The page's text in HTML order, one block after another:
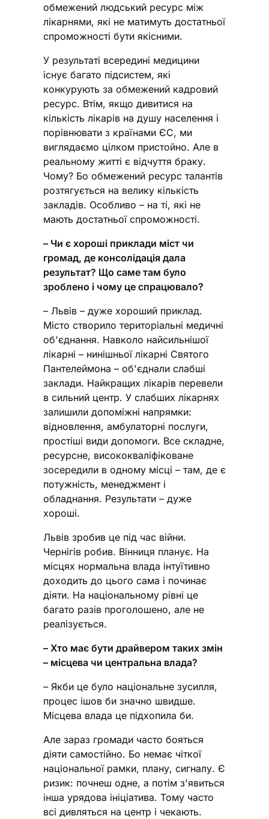
обмежений людський ресурс між
лікарнями, які не матимуть достатньої
спроможності бути якісними.
У результаті всередині медицини
існує багато підсистем, які
конкурують за обмежений кадровий
ресурс. Втім, якщо дивитися на
кількість лікарів на душу населення і
порівнювати з країнами ЄС, ми
виглядаємо цілком пристойно. Але в
реальному житті є відчуття браку.
Чому? Бо обмежений ресурс талантів
розтягується на велику кількість
закладів. Особливо – на ті, які не
мають достатньої спроможності.
– Чи є хороші приклади міст чи
громад, де консолідація дала
результат? Що саме там було
зроблено і чому це спрацювало?
– Львів – дуже хороший приклад.
Місто створило територіальні медичні
об'єднання. Навколо найсильнішої
лікарні – нинішньої лікарні Святого
Пантелеймона – об'єднали слабші
заклади. Найкращих лікарів перевели
в сильний центр. У слабших лікарнях
залишили допоміжні напрямки:
відновлення, амбулаторні послуги,
простіші види допомоги. Все складне,
ресурсне, висококваліфіковане
зосередили в одному місці – там, де є
потужність, менеджмент і
обладнання. Результати – дуже
хороші.
Львів зробив це під час війни.
Чернігів робив. Вінниця планує. На
місцях нормальна влада інтуїтивно
доходить до цього сама і починає
діяти. На національному рівні це
багато разів проголошено, але не
реалізується.
– Хто має бути драйвером таких змін
– місцева чи центральна влада?
– Якби це було національне зусилля,
процес ішов би значно швидше.
Місцева влада це підхопила би.
Але зараз громади часто бояться
діяти самостійно. Бо немає чіткої
національної рамки, плану, сигналу. Є
ризик: почнеш одне, а потім з'явиться
інша урядова ініціатива. Тому часто
всі дивляться на центр і чекають.